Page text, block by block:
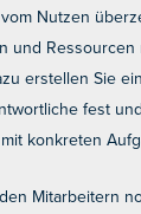
Nutzen
und
erstellen Sie
fest
konkreten
Mitarbeitern